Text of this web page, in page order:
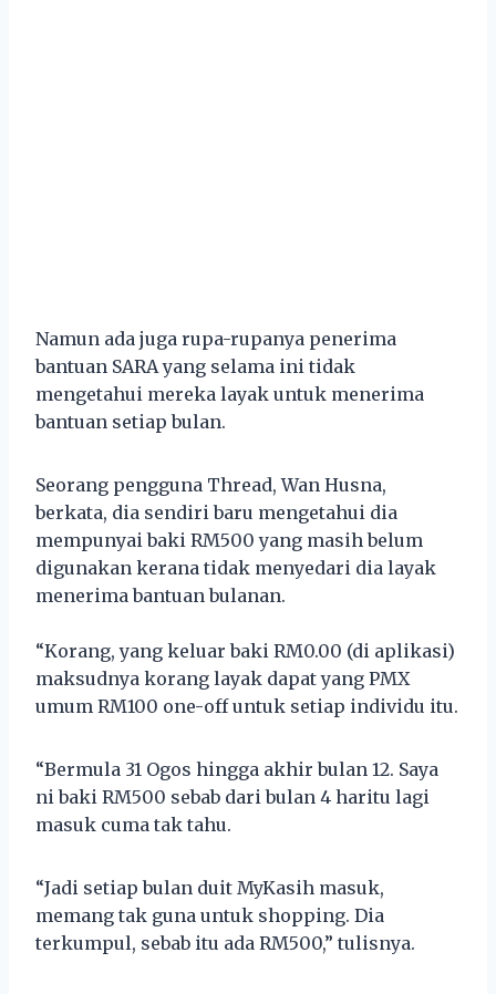
Namun ada juga rupa-rupanya penerima
bantuan SARA yang selama ini tidak
mengetahui mereka layak untuk menerima
bantuan setiap bulan.
Seorang pengguna Thread, Wan Husna,
berkata, dia sendiri baru mengetahui dia
mempunyai baki RM500 yang masih belum
digunakan kerana tidak menyedari dia layak
menerima bantuan bulanan.
“Korang, yang keluar baki RM0.00 (di aplikasi)
maksudnya korang layak dapat yang PMX
umum RM100 one-off untuk setiap individu itu.
“Bermula 31 Ogos hingga akhir bulan 12. Saya
ni baki RM500 sebab dari bulan 4 haritu lagi
masuk cuma tak tahu.
“Jadi setiap bulan duit MyKasih masuk,
memang tak guna untuk shopping. Dia
terkumpul, sebab itu ada RM500,” tulisnya.